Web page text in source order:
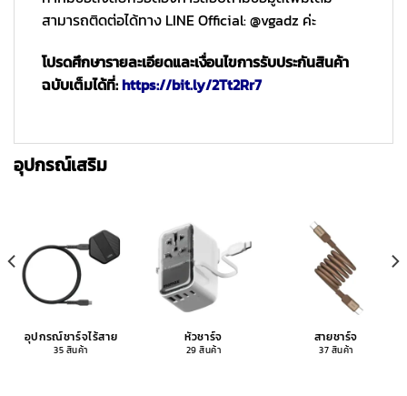
สามารถติดต่อได้ทาง LINE Official: @vgadz ค่ะ
โปรดศึกษารายละเอียดและเงื่อนไขการรับประกันสินค้า
ฉบับเต็มได้ที่:https://bit.ly/2Tt2Rr7
อุปกรณ์เสริม
อุปกรณ์ชาร์จไร้สาย
35 สินค้า
หัวชาร์จ
29 สินค้า
สายชาร์จ
37 สินค้า